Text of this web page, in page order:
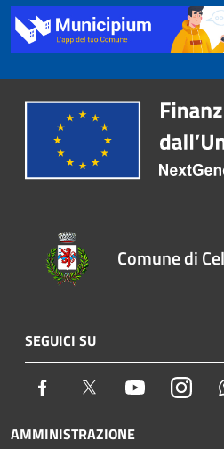
Comune di
SEGUICI SU
Facebook Twitter Youtube
AMMINISTRAZIONE